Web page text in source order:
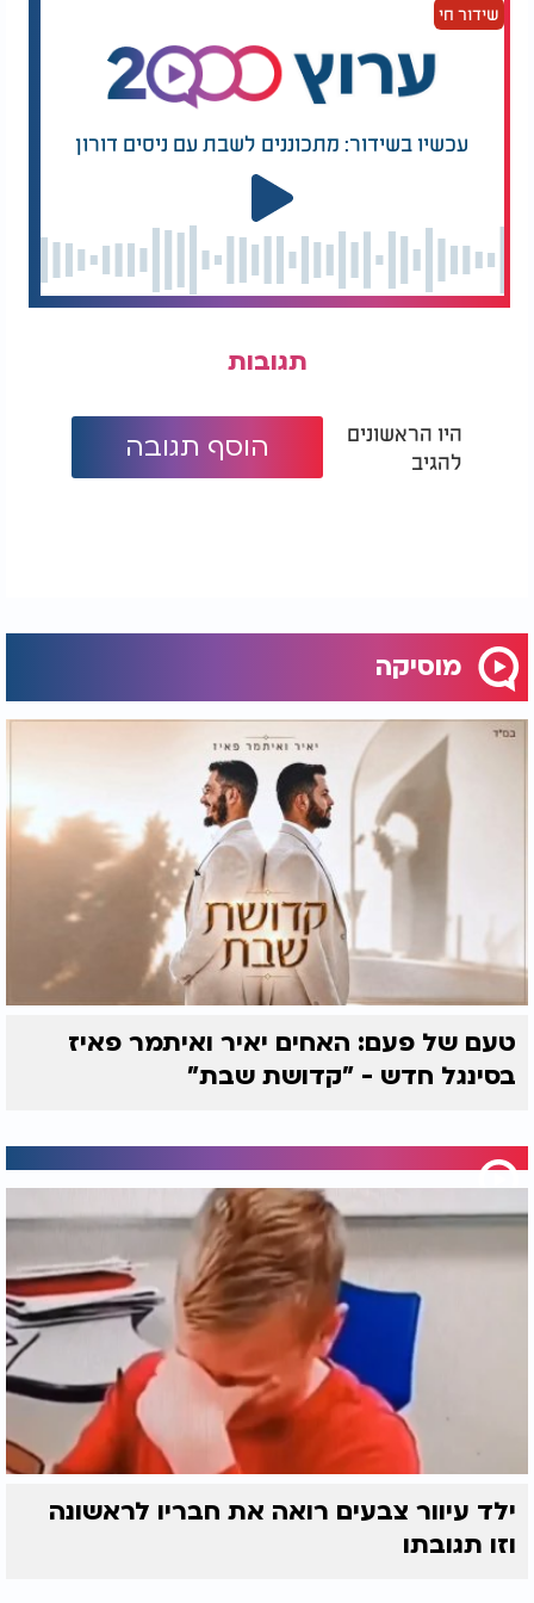
שידור חי
עכשיו בשידור: מתכוננים לשבת עם ניסים דורון
תגובות
היו הראשונים
להגיב
הוסף תגובה
מוסיקה
טעם של פעם: האחים יאיר ואיתמר פאיז
בסינגל חדש - "קדושת שבת"
ילד עיוור צבעים רואה את חבריו לראשונה
וזו תגובתו